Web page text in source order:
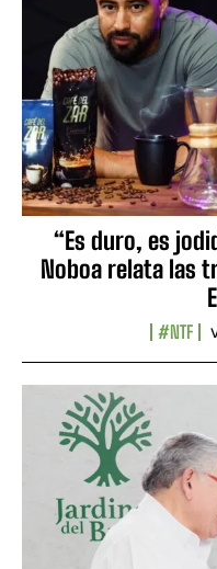
“Es duro, es
Noboa relata las
#NTF